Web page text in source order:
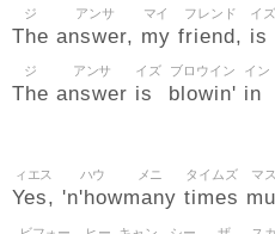
The
ジ
answer,
アンサ
my
マイ
friend,
フレンド
is
イズ
The
ジ
answer
アンサ
is
イズ
blowin'
ブロウイン
in
イン
Yes,
ィエス
'n'how
ハウ
many
メニ
times
タイムズ マ